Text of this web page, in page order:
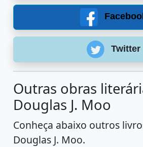
Twitter
Outras obras
Douglas J. Moo
Conheça abaixo outros
Douglas J. Moo.